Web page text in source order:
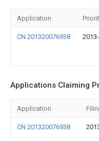
Application
CN 201320076938
Applications Claiming
Application
CN 201320076938